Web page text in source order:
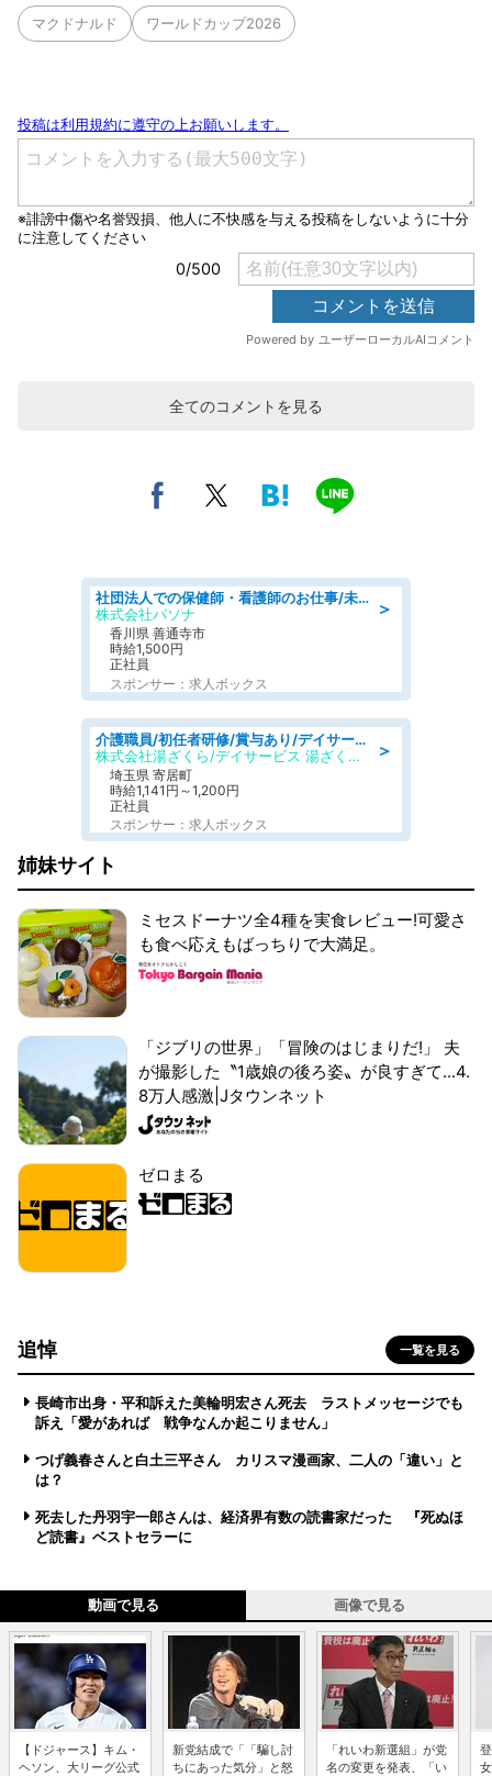
マクドナルド ワールドカップ2026
全てのコメントを見る
＞
社団法人での保健師・看護師のお仕事/未経験OK/要資格:普通免許、保健師、正看護師
株式会社パソナ
香川県 善通寺市
時給1,500円
正社員
スポンサー：求人ボックス
＞
介護職員/初任者研修/賞与あり/デイサービスの介護職/日勤のみ
株式会社湯ざくら/デイサービス 湯ざくらケアリゾート
埼玉県 寄居町
時給1,141円～1,200円
正社員
スポンサー：求人ボックス
姉妹サイト
ミセスドーナツ全4種を実食レビュー!可愛さ
も食べ応えもばっちりで大満足。
「ジブリの世界」「冒険のはじまりだ!」 夫
が撮影した〝1歳娘の後ろ姿〟が良すぎて...4.
8万人感激|Jタウンネット
ゼロまる
追悼 一覧を見る
長崎市出身・平和訴えた美輪明宏さん死去 ラストメッセージでも
訴え「愛があれば 戦争なんか起こりません」
つげ義春さんと白土三平さん カリスマ漫画家、二人の「違い」と
は？
死去した丹羽宇一郎さんは、経済界有数の読書家だった 『死ぬほ
ど読書』ベストセラーに
動画で見る 画像で見る
【ドジャース】キム・
ヘソン、大リーグ公式
新党結成で「「騙し討
ちにあった気分」と怒
「れいわ新選組」が党
名の変更を発表、「い